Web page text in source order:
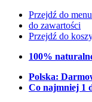
Przejdź do menu
do zawartości
Przejdź do
100%
Polska:
Co najmniej 1